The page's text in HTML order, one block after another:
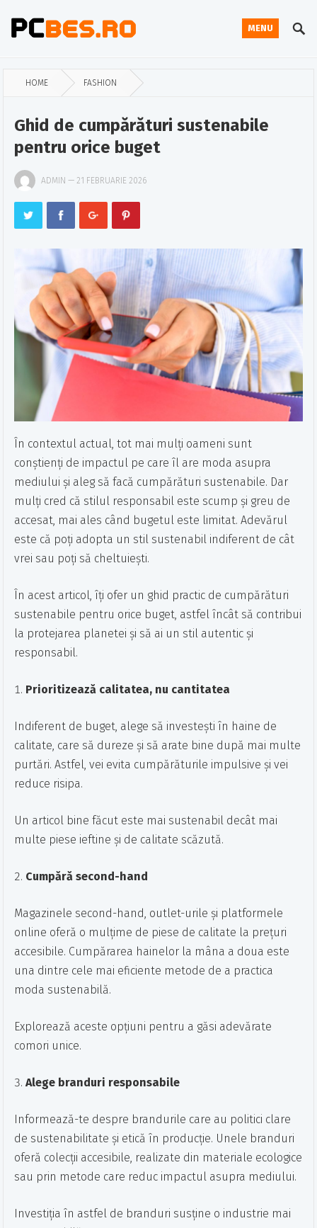
MENU
HOME FASHION
Ghid de cumpărături sustenabile
pentru orice buget
ADMIN —21 FEBRUARIE 2026
În contextul actual, tot mai mulți oameni sunt
conștienți de impactul pe care îl are moda asupra
mediului și aleg să facă cumpărături sustenabile. Dar
mulți cred că stilul responsabil este scump și greu de
accesat, mai ales când bugetul este limitat. Adevărul
este că poți adopta un stil sustenabil indiferent de cât
vrei sau poți să cheltuiești.
În acest articol, îți ofer un ghid practic de cumpărături
sustenabile pentru orice buget, astfel încât să contribui
la protejarea planetei și să ai un stil autentic și
responsabil.
Prioritizează calitatea, nu cantitatea
Indiferent de buget, alege să investești în haine de
calitate, care să dureze și să arate bine după mai multe
purtări. Astfel, vei evita cumpărăturile impulsive și vei
reduce risipa.
Un articol bine făcut este mai sustenabil decât mai
multe piese ieftine și de calitate scăzută.
Cumpără second-hand
Magazinele second-hand, outlet-urile și platformele
online oferă o mulțime de piese de calitate la prețuri
accesibile. Cumpărarea hainelor la mâna a doua este
una dintre cele mai eficiente metode de a practica
moda sustenabilă.
Explorează aceste opțiuni pentru a găsi adevărate
comori unice.
Alege branduri responsabile
Informează-te despre brandurile care au politici clare
de sustenabilitate și etică în producție. Unele branduri
oferă colecții accesibile, realizate din materiale ecologice
sau prin metode care reduc impactul asupra mediului.
Investiția în astfel de branduri susține o industrie mai